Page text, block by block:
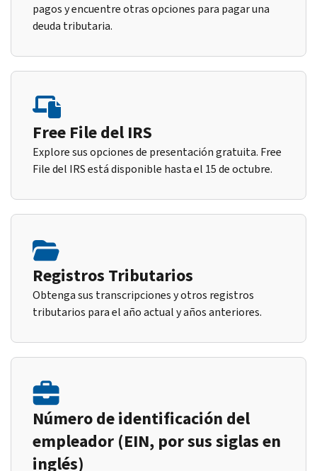
pagos y encuentre otras opciones para pagar una
deuda tributaria.
Free File del IRS
Explore sus opciones de presentación gratuita. Free
File del IRS está disponible hasta el 15 de octubre.
Registros Tributarios
Obtenga sus transcripciones y otros registros
tributarios para el año actual y años anteriores.
Número de identificación del
empleador (EIN, por sus siglas en
inglés)